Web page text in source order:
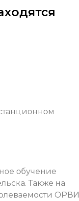
обучение
Также на
ОРВИ